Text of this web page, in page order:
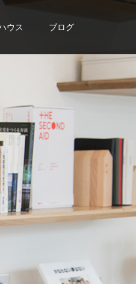
ウス ブログ